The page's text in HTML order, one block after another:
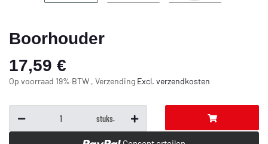
Boorhouder
17,59 €
Op voorraad 19% BTW , Verzending Excl. verzendkosten
stuks.